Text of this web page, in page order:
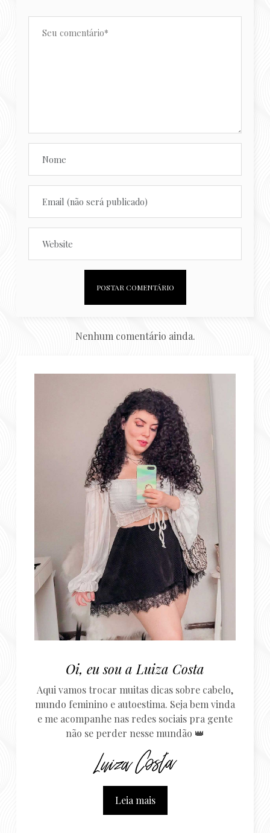
Nenhum comentário ainda.
Oi, eu sou a Luiza Costa
Aqui vamos trocar muitas dicas sobre cabelo,
mundo feminino e autoestima. Seja bem vinda
e me acompanhe nas redes sociais pra gente
não se perder nesse mundão 👑
Leia mais